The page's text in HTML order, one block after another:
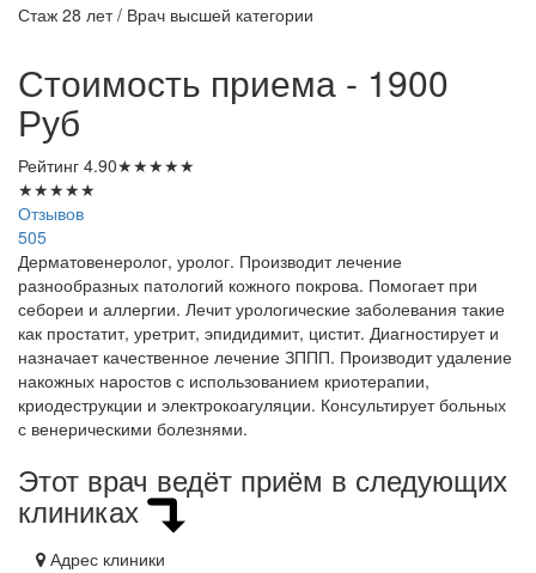
Стаж 28 лет / Врач высшей категории
Стоимость приема - 1900
Руб
Рейтинг 4.90★★★★★
★★★★★
Отзывов
505
Дерматовенеролог, уролог. Производит лечение
разнообразных патологий кожного покрова. Помогает при
себореи и аллергии. Лечит урологические заболевания такие
как простатит, уретрит, эпидидимит, цистит. Диагностирует и
назначает качественное лечение ЗППП. Производит удаление
накожных наростов с использованием криотерапии,
криодеструкции и электрокоагуляции. Консультирует больных
с венерическими болезнями.
Этот врач ведёт приём в следующих
клиниках
Адрес клиники